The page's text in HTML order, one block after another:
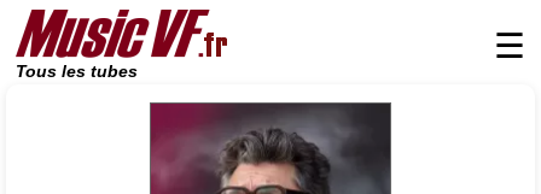
Tous les tubes
☰